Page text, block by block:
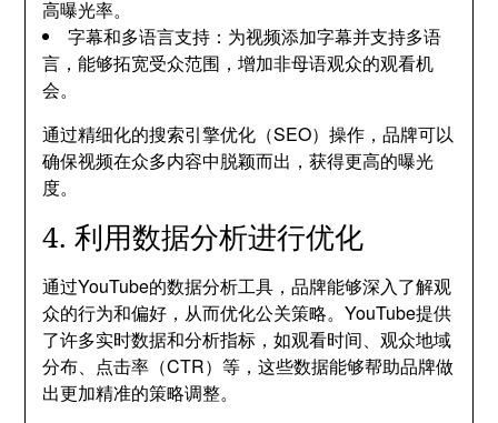
高曝光率。
字幕和多语言支持：为视频添加字幕并支持多语
言，能够拓宽受众范围，增加非母语观众的观看机
会。
通过精细化的搜索引擎优化（SEO）操作，品牌可以
确保视频在众多内容中脱颖而出，获得更高的曝光
度。
4. 利用数据分析进行优化
通过YouTube的数据分析工具，品牌能够深入了解观
众的行为和偏好，从而优化公关策略。YouTube提供
了许多实时数据和分析指标，如观看时间、观众地域
分布、点击率（CTR）等，这些数据能够帮助品牌做
出更加精准的策略调整。